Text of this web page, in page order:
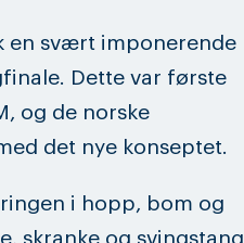
en svært imponerende
Dette var første
og de norske
det nye konseptet.
i hopp, bom og
skranke og svingstang